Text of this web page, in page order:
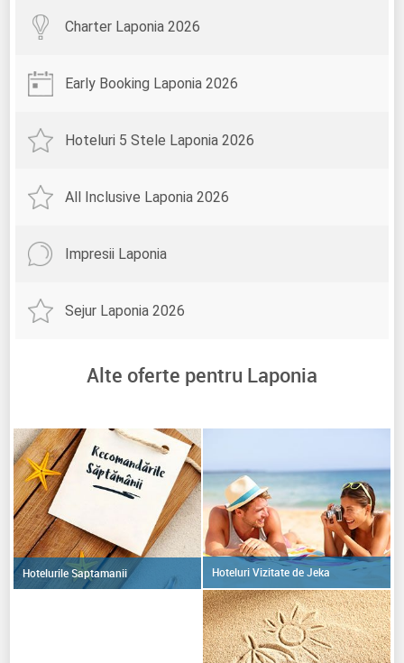
Charter Laponia 2026
Early Booking Laponia 2026
Hoteluri 5 Stele Laponia 2026
All Inclusive Laponia 2026
Impresii Laponia
Sejur Laponia 2026
Alte oferte pentru Laponia
Hotelurile Saptamanii Hoteluri Vizitate de Jeka